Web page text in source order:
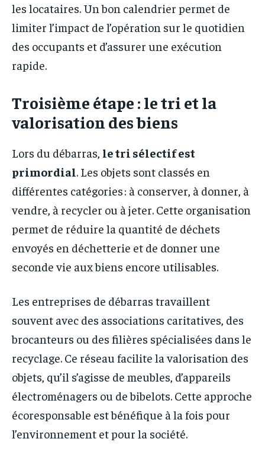
les locataires. Un bon calendrier permet de
limiter l’impact de l’opération sur le quotidien
des occupants et d’assurer une exécution
rapide.
Troisième étape : le tri et la
valorisation des biens
Lors du débarras, le tri sélectif est
primordial. Les objets sont classés en
différentes catégories : à conserver, à donner, à
vendre, à recycler ou à jeter. Cette organisation
permet de réduire la quantité de déchets
envoyés en déchetterie et de donner une
seconde vie aux biens encore utilisables.
Les entreprises de débarras travaillent
souvent avec des associations caritatives, des
brocanteurs ou des filières spécialisées dans le
recyclage. Ce réseau facilite la valorisation des
objets, qu’il s’agisse de meubles, d’appareils
électroménagers ou de bibelots. Cette approche
écoresponsable est bénéfique à la fois pour
l’environnement et pour la société.